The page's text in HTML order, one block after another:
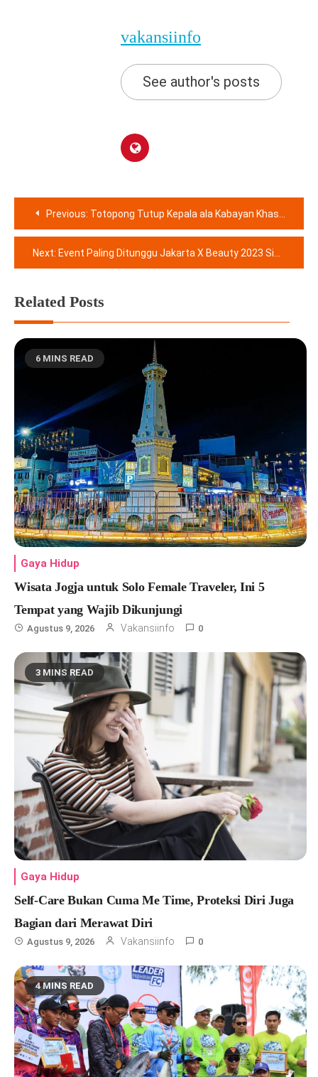
vakansiinfo
See author's posts
Navigasi
pos
Previous: Totopong Tutup Kepala ala Kabayan Khas Sunda Jawa Barat
Next: Event Paling Ditunggu Jakarta X Beauty 2023 Siap Berikan Pengalaman Berbeda untuk Para Pencinta Kecantikan
Related Posts
6 MINS READ
Gaya Hidup
Wisata Jogja untuk Solo Female Traveler, Ini 5
Tempat yang Wajib Dikunjungi
Agustus 9, 2026 Vakansiinfo 0
3 MINS READ
Gaya Hidup
Self-Care Bukan Cuma Me Time, Proteksi Diri Juga
Bagian dari Merawat Diri
Agustus 9, 2026 Vakansiinfo 0
4 MINS READ